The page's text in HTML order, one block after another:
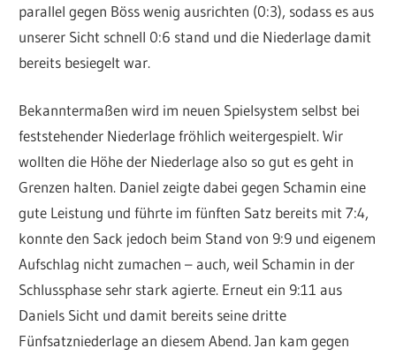
parallel gegen Böss wenig ausrichten (0:3), sodass es aus
unserer Sicht schnell 0:6 stand und die Niederlage damit
bereits besiegelt war.
Bekanntermaßen wird im neuen Spielsystem selbst bei
feststehender Niederlage fröhlich weitergespielt. Wir
wollten die Höhe der Niederlage also so gut es geht in
Grenzen halten. Daniel zeigte dabei gegen Schamin eine
gute Leistung und führte im fünften Satz bereits mit 7:4,
konnte den Sack jedoch beim Stand von 9:9 und eigenem
Aufschlag nicht zumachen – auch, weil Schamin in der
Schlussphase sehr stark agierte. Erneut ein 9:11 aus
Daniels Sicht und damit bereits seine dritte
Fünfsatzniederlage an diesem Abend. Jan kam gegen